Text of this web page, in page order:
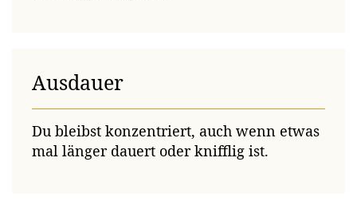
Ausdauer
Du bleibst konzentriert, auch wenn etwas
mal länger dauert oder knifflig ist.